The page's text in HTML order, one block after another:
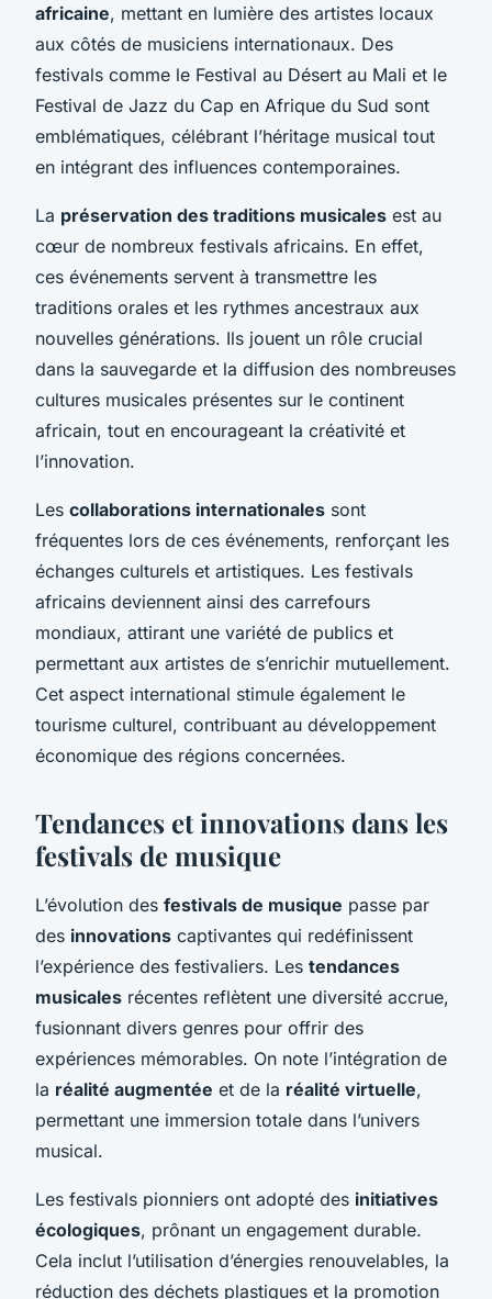
africaine, mettant en lumière des artistes locaux
aux côtés de musiciens internationaux. Des
festivals comme le Festival au Désert au Mali et le
Festival de Jazz du Cap en Afrique du Sud sont
emblématiques, célébrant l’héritage musical tout
en intégrant des influences contemporaines.
La préservation des traditions musicales est au
cœur de nombreux festivals africains. En effet,
ces événements servent à transmettre les
traditions orales et les rythmes ancestraux aux
nouvelles générations. Ils jouent un rôle crucial
dans la sauvegarde et la diffusion des nombreuses
cultures musicales présentes sur le continent
africain, tout en encourageant la créativité et
l’innovation.
Les collaborations internationales sont
fréquentes lors de ces événements, renforçant les
échanges culturels et artistiques. Les festivals
africains deviennent ainsi des carrefours
mondiaux, attirant une variété de publics et
permettant aux artistes de s’enrichir mutuellement.
Cet aspect international stimule également le
tourisme culturel, contribuant au développement
économique des régions concernées.
Tendances et innovations dans les
festivals de musique
L’évolution des festivals de musique passe par
des innovations captivantes qui redéfinissent
l’expérience des festivaliers. Les tendances
musicales récentes reflètent une diversité accrue,
fusionnant divers genres pour offrir des
expériences mémorables. On note l’intégration de
la réalité augmentée et de la réalité virtuelle,
permettant une immersion totale dans l’univers
musical.
Les festivals pionniers ont adopté des initiatives
écologiques, prônant un engagement durable.
Cela inclut l’utilisation d’énergies renouvelables, la
réduction des déchets plastiques et la promotion